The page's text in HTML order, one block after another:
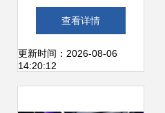
络科技研发企业走
访调研，共谋数字
查看详情
更新时间：2026-08-06
14:20:12